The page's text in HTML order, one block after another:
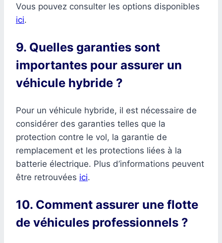
Vous pouvez consulter les options disponibles
ici.
9. Quelles garanties sont
importantes pour assurer un
véhicule hybride ?
Pour un véhicule hybride, il est nécessaire de
considérer des garanties telles que la
protection contre le vol, la garantie de
remplacement et les protections liées à la
batterie électrique. Plus d’informations peuvent
être retrouvées ici.
10. Comment assurer une flotte
de véhicules professionnels ?